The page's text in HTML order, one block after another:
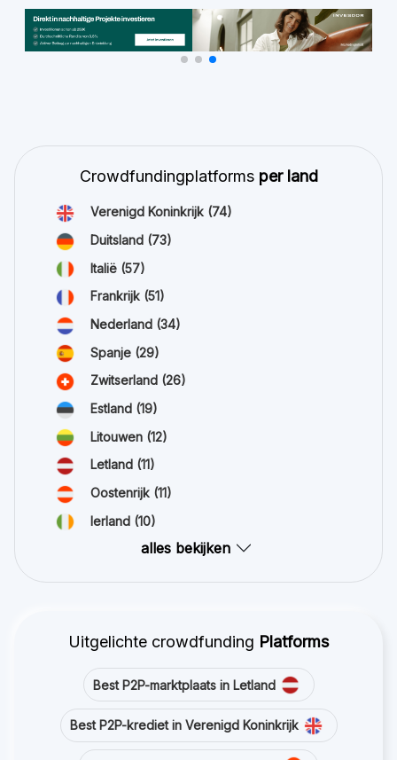
Crowdfundingplatforms per land
Verenigd Koninkrijk (74)
Duitsland (73)
Italië (57)
Frankrijk (51)
Nederland (34)
Spanje (29)
Zwitserland (26)
Estland (19)
Litouwen (12)
Letland (11)
Oostenrijk (11)
Ierland (10)
alles bekijken
Uitgelichte crowdfunding Platforms
Best P2P-marktplaats in Letland
Best P2P-krediet in Verenigd Koninkrijk